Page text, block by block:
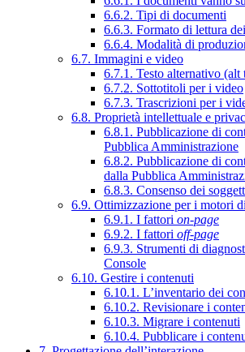
6.6.2. Tipi di documenti
6.6.3. Formato di lettura
6.6.4. Modalità di
6.7. Immagini e video
6.7.1. Testo alternativo
6.7.2. Sottotitoli per i video
6.7.3. Trascrizioni per i
6.8. Proprietà intellettuale e
6.8.1. Pubblicazione di
Pubblica Amministrazione
6.8.2. Pubblicazione di
dalla Pubblica
6.8.3. Consenso dei
6.9. Ottimizzazione per i motori
6.9.1. I fattori on-page
6.9.2. I fattori off-page
6.9.3. Strumenti di
Console
6.10. Gestire i contenuti
6.10.1. L’inventario dei
6.10.2. Revisionare i
6.10.3. Migrare i contenuti
6.10.4. Pubblicare i